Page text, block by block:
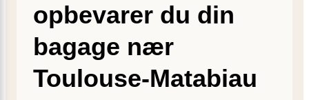
opbevarer du din
bagage nær
Toulouse-Matabiau